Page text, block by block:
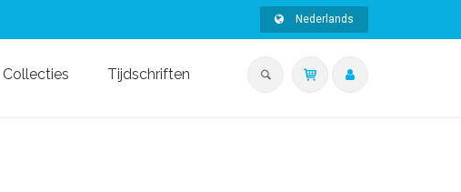
Nederlands
Collecties Tijdschriften